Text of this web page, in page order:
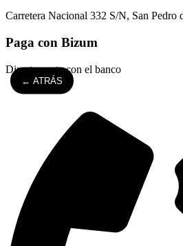
Carretera Nacional 332 S/N, San Pedro
Paga con Bizum
Directamente con el banco
← ATRÁS